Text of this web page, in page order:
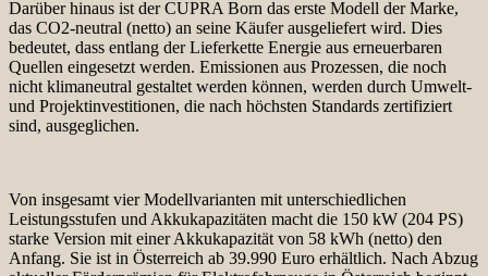
Darüber hinaus ist der CUPRA Born das erste Modell der Marke,
das CO2-neutral (netto) an seine Käufer ausgeliefert wird. Dies
bedeutet, dass entlang der Lieferkette Energie aus erneuerbaren
Quellen eingesetzt werden. Emissionen aus Prozessen, die noch
nicht klimaneutral gestaltet werden können, werden durch Umwelt-
und Projektinvestitionen, die nach höchsten Standards zertifiziert
sind, ausgeglichen.
Von insgesamt vier Modellvarianten mit unterschiedlichen
Leistungsstufen und Akkukapazitäten macht die 150 kW (204 PS)
starke Version mit einer Akkukapazität von 58 kWh (netto) den
Anfang. Sie ist in Österreich ab 39.990 Euro erhältlich. Nach Abzug